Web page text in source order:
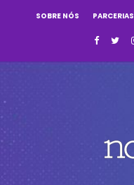
SOBRE NÓS PARCERIAS